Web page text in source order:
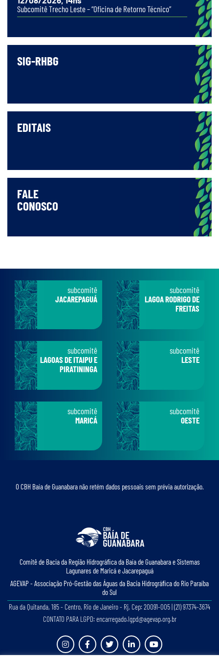
Subcomitê Trecho Leste – “Oficina de Retorno Técnico”
SIG-RHBG
EDITAIS
FALE
CONOSCO
subcomitê
JACAREPAGUÁ
subcomitê
LAGOA RODRIGO DE
FREITAS
subcomitê
LAGOAS DE ITAIPU E
PIRATININGA
subcomitê
LESTE
subcomitê
MARICÁ
subcomitê
OESTE
O CBH Baía de Guanabara não retém dados pessoais sem prévia autorização.
Comitê de Bacia da Região Hidrográﬁca da Baía de Guanabara e Sistemas
Lagunares de Maricá e Jacarepaguá
AGEVAP - Associação Pró-Gestão das Águas da Bacia Hidrográﬁca do Rio Paraíba
do Sul
Rua da Quitanda, 185 - Centro, Rio de Janeiro - Rj, Cep: 20091-005 | (21) 97374-3674
CONTATO PARA LGPD: encarregado.lgpd@agevap.org.br